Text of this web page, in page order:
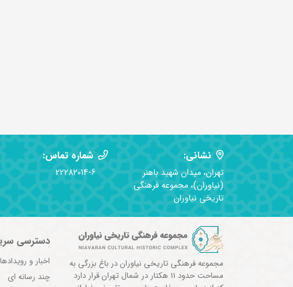
نشانی:
تهران، میدان شهید باهنر
(نیاوران)، مجموعه فرهنگی
تاریخی نیاوران
شماره تماس:
22282014-6
مجموعه فرهنگی تاریخی نیاوران در باغ بزرگی به
مساحت حدود 11 هکتار در شمال تهران قرار دارد
دسترسی
اخبار و رویدادها
چند رسانه ای